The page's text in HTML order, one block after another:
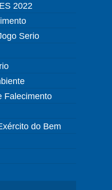
2022
Serio
Falecimento
do Bem